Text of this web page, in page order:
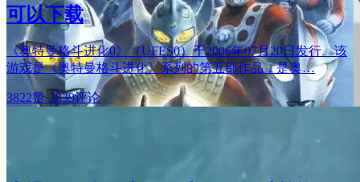
可以下载
《奥特曼格斗进化0》（UFES0）于2006年07月20日发行。该
游戏是《奥特曼格斗进化》系列的第五部作品，是奥…
3822赞·2839评论